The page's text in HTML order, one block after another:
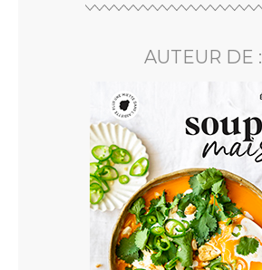
AUTEUR DE :